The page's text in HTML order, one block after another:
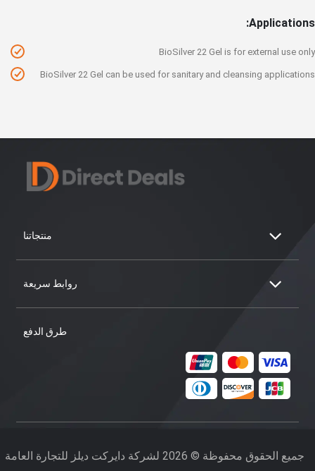
Applications:
BioSilver 22 Gel is for external use only
BioSilver 22 Gel can be used for sanitary and cleansing applications
منتجاتنا
روابط سريعة
طرق الدفع
جميع الحقوق محفوظة © 2026 لشركة دايركت ديلز للتجارة العامة